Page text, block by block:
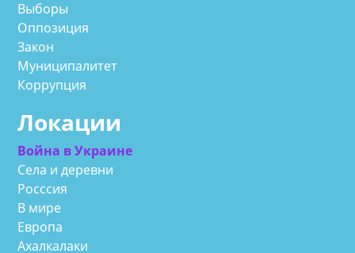
Выборы
Оппозиция
Закон
Муниципалитет
Коррупция
Локации
Война в Украине
Села и деревни
Росссия
В мире
Европа
Ахалкалаки